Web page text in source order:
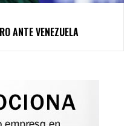
ANTE VENEZUELA